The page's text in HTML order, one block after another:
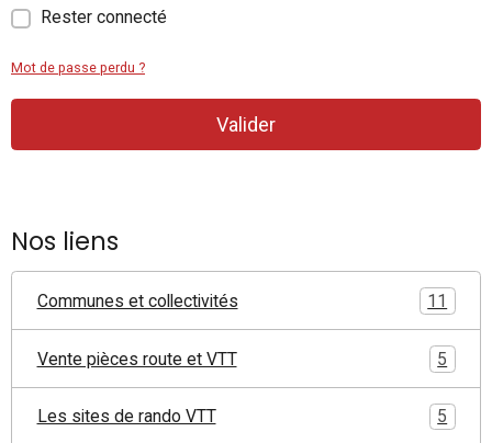
Rester connecté
Mot de passe perdu ?
Valider
Nos liens
Communes et collectivités 11
Vente pièces route et VTT 5
Les sites de rando VTT 5